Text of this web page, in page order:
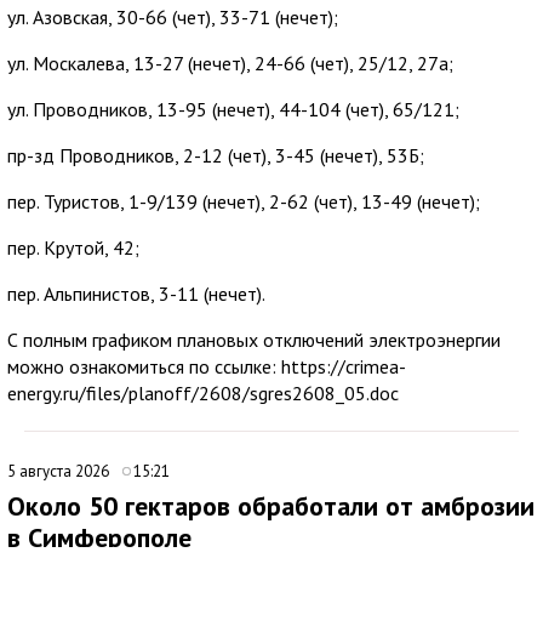
ул. Азовская, 30-66 (чет), 33-71 (нечет);
ул. Москалева, 13-27 (нечет), 24-66 (чет), 25/12, 27а;
ул. Проводников, 13-95 (нечет), 44-104 (чет), 65/121;
пр-зд Проводников, 2-12 (чет), 3-45 (нечет), 53Б;
пер. Туристов, 1-9/139 (нечет), 2-62 (чет), 13-49 (нечет);
пер. Крутой, 42;
пер. Альпинистов, 3-11 (нечет).
С полным графиком плановых отключений электроэнергии
можно ознакомиться по ссылке: https://crimea-
energy.ru/files/planoff/2608/sgres2608_05.doc
5 августа 2026 15:21
Около 50 гектаров обработали от амброзии
в Симферополе